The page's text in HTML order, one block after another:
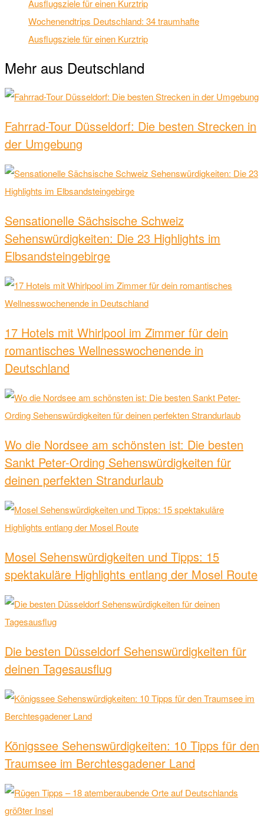
Wochenendtrips Deutschland: 34 traumhafte
Ausflugsziele für einen Kurztrip
Mehr aus Deutschland
Fahrrad-Tour Düsseldorf: Die besten Strecken in
der Umgebung
Sensationelle Sächsische Schweiz
Sehenswürdigkeiten: Die 23 Highlights im
Elbsandsteingebirge
17 Hotels mit Whirlpool im Zimmer für dein
romantisches Wellnesswochenende in
Deutschland
Wo die Nordsee am schönsten ist: Die besten
Sankt Peter-Ording Sehenswürdigkeiten für
deinen perfekten Strandurlaub
Mosel Sehenswürdigkeiten und Tipps: 15
spektakuläre Highlights entlang der Mosel Route
Die besten Düsseldorf Sehenswürdigkeiten für
deinen Tagesausflug
Königssee Sehenswürdigkeiten: 10 Tipps für den
Traumsee im Berchtesgadener Land